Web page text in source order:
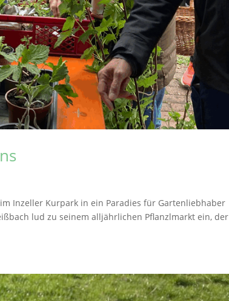
Inzeller Kurpark in ein Paradies für Gartenliebhaber
lud zu seinem alljährlichen Pflanzlmarkt ein, der